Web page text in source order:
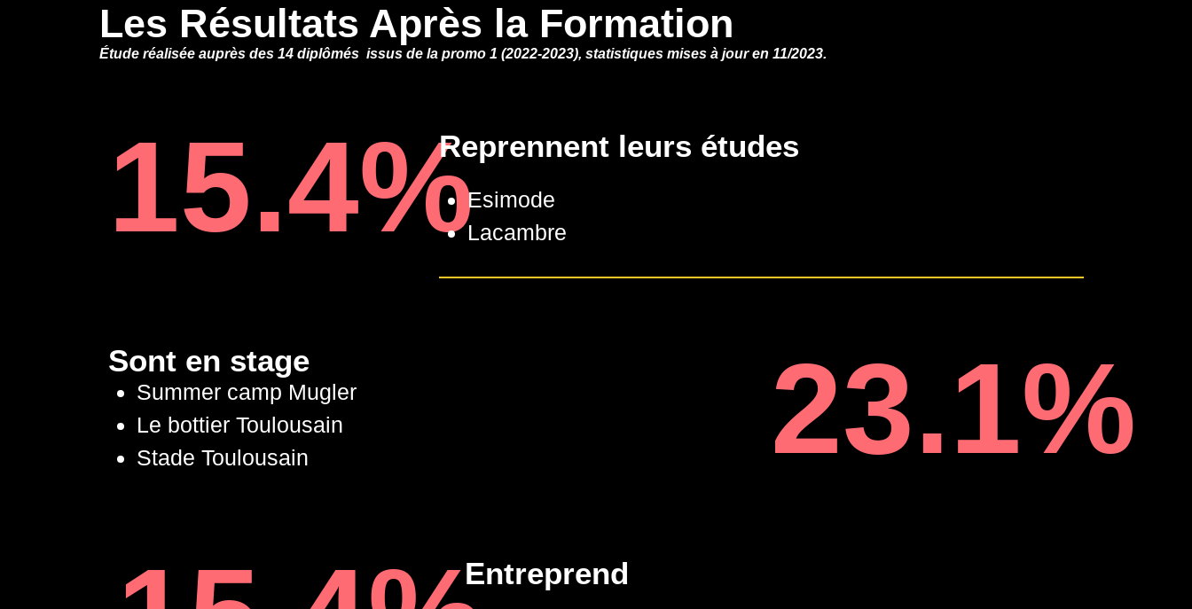
Les Résultats Après la Formation
Étude réalisée auprès des 14 diplômés issus de la promo 1 (2022-2023), statistiques mises à jour en 11/2023.
15.4%Reprennent leurs études
Esimode
Lacambre
Sont en stage
Summer camp Mugler
Le bottier Toulousain
Stade Toulousain
23.1%
Entreprend